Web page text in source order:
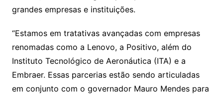
grandes empresas e instituições.
“Estamos em tratativas avançadas com empresas
renomadas como a Lenovo, a Positivo, além do
Instituto Tecnológico de Aeronáutica (ITA) e a
Embraer. Essas parcerias estão sendo articuladas
em conjunto com o governador Mauro Mendes para